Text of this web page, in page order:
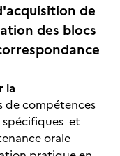
de
des blocs
la
de compétences
spécifiques et
orale